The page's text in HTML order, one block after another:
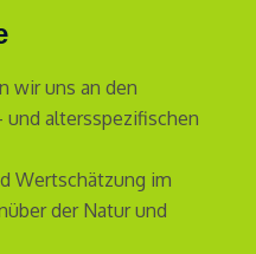
wir uns an den
altersspezifischen
Wertschätzung im
der Natur und